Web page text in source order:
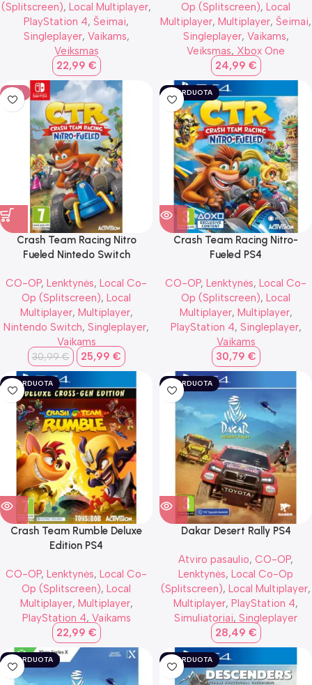
(Splitscreen), Local Multiplayer,
PlayStation 4, Šeimai,
Singleplayer, Vaikams,
Veiksmas
22,99 €
Op (Splitscreen), Local
Multiplayer, Multiplayer, Šeimai,
Singleplayer, Vaikams,
Veiksmas, Xbox One
24,99 €
-16%
Crash Team Racing Nitro
Fueled Nintedo Switch
CO-OP, Lenktynės, Local Co-
Op (Splitscreen), Local
Multiplayer, Multiplayer,
Nintendo Switch, Singleplayer,
Vaikams
30,99€ 25,99 €
IŠPARDUOTA
Crash Team Racing Nitro-
Fueled PS4
CO-OP, Lenktynės, Local Co-
Op (Splitscreen), Local
Multiplayer, Multiplayer,
PlayStation 4, Singleplayer,
Vaikams
30,79 €
IŠPARDUOTA
Crash Team Rumble Deluxe
Edition PS4
CO-OP, Lenktynės, Local Co-
Op (Splitscreen), Local
Multiplayer, Multiplayer,
PlayStation 4, Vaikams
22,99 €
IŠPARDUOTA
Dakar Desert Rally PS4
Atviro pasaulio, CO-OP,
Lenktynės, Local Co-Op
(Splitscreen), Local Multiplayer,
Multiplayer, PlayStation 4,
Simuliatoriai, Singleplayer
28,49 €
IŠPARDUOTA IŠPARDUOTA